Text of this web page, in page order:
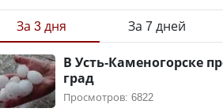
За 3 дня За 7 дней
В Усть-Каменогорске
град
Просмотров: 6822